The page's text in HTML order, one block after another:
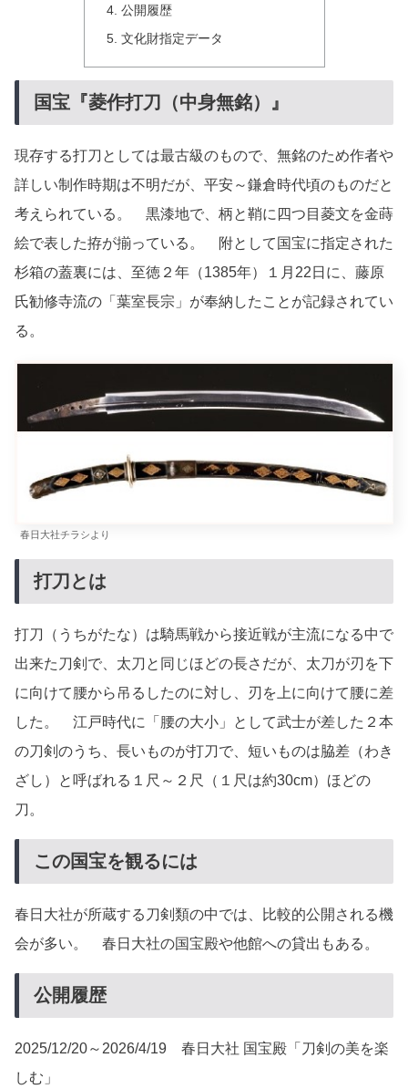
公開履歴
文化財指定データ
国宝『菱作打刀（中身無銘）』
現存する打刀としては最古級のもので、無銘のため作者や
詳しい制作時期は不明だが、平安～鎌倉時代頃のものだと
考えられている。 黒漆地で、柄と鞘に四つ目菱文を金蒔
絵で表した拵が揃っている。 附として国宝に指定された
杉箱の蓋裏には、至徳２年（1385年）１月22日に、藤原
氏勧修寺流の「葉室長宗」が奉納したことが記録されてい
る。
春日大社チラシより
打刀とは
打刀（うちがたな）は騎馬戦から接近戦が主流になる中で
出来た刀剣で、太刀と同じほどの長さだが、太刀が刃を下
に向けて腰から吊るしたのに対し、刃を上に向けて腰に差
した。 江戸時代に「腰の大小」として武士が差した２本
の刀剣のうち、長いものが打刀で、短いものは脇差（わき
ざし）と呼ばれる１尺～２尺（１尺は約30cm）ほどの
刀。
この国宝を観るには
春日大社が所蔵する刀剣類の中では、比較的公開される機
会が多い。 春日大社の国宝殿や他館への貸出もある。
公開履歴
2025/12/20～2026/4/19 春日大社 国宝殿「刀剣の美を楽
しむ」